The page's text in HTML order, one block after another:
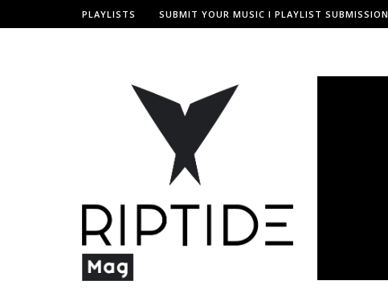
PLAYLISTS SUBMIT YOUR MUSIC I PLAYLIST SUBMISSION